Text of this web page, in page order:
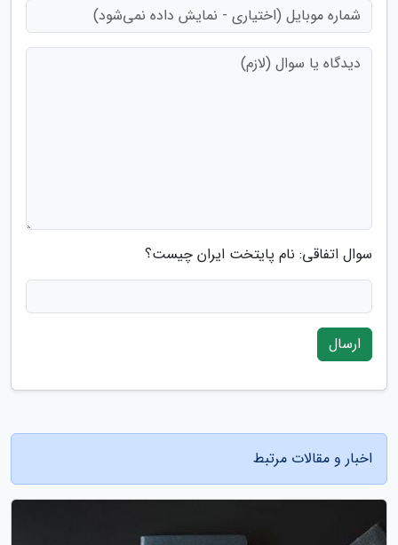
سوال اتفاقی: نام پایتخت ایران چیست؟
ارسال
اخبار و مقالات مرتبط